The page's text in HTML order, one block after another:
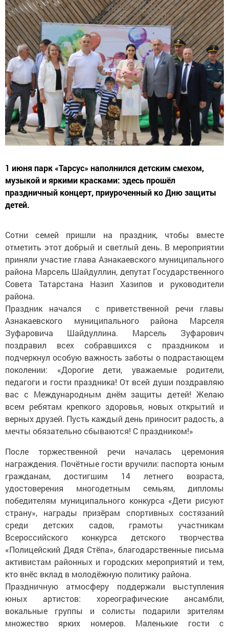
1 июня парк «Тарсус» наполнился детским смехом,
музыкой и яркими красками: здесь прошёл
праздничный концерт, приуроченный ко Дню защиты
детей.
Сотни семей пришли на праздник, чтобы вместе
отметить этот добрый и светлый день. В мероприятии
приняли участие глава Азнакаевского муниципального
района Марсель Шайдуллин, депутат Государственного
Совета Татарстана Назип Хазипов и руководители
района.
Праздник начался с приветственной речи главы
Азнакаевского муниципального района Марселя
Зуфаровича Шайдуллина. Марсель Зуфарович
поздравил всех собравшихся с праздником и
подчеркнул особую важность заботы о подрастающем
поколении: «Дорогие дети, уважаемые родители,
педагоги и гости праздника! От всей души поздравляю
вас с Международным днём защиты детей! Желаю
всем ребятам крепкого здоровья, новых открытий и
верных друзей. Пусть каждый день приносит радость, а
мечты обязательно сбываются! С праздником!»
После торжественной речи началась церемония
награждения. Почётные гости вручили: паспорта юным
гражданам, достигшим 14 летнего возраста,
удостоверения многодетным семьям, дипломы
победителям муниципального конкурса «Дети рисуют
страну», награды призёрам спортивных состязаний
среди детских садов, грамоты участникам
Всероссийского конкурса детского творчества
«Полицейский Дядя Стёпа», благодарственные письма
активистам районных и городских мероприятий и тем,
кто внёс вклад в молодёжную политику района.
Праздничную атмосферу поддержали выступления
юных артистов: хореографические ансамбли,
вокальные группы и солисты подарили зрителям
множество ярких номеров. Маленькие гости с